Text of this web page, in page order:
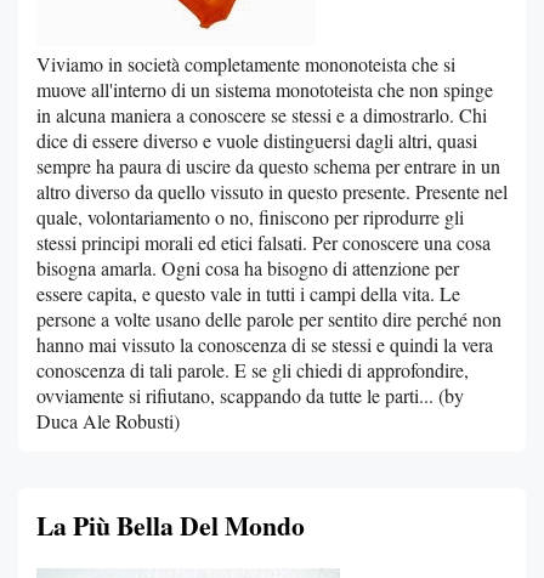
Viviamo in società completamente mononoteista che si
muove all'interno di un sistema monototeista che non spinge
in alcuna maniera a conoscere se stessi e a dimostrarlo. Chi
dice di essere diverso e vuole distinguersi dagli altri, quasi
sempre ha paura di uscire da questo schema per entrare in un
altro diverso da quello vissuto in questo presente. Presente nel
quale, volontariamento o no, finiscono per riprodurre gli
stessi principi morali ed etici falsati. Per conoscere una cosa
bisogna amarla. Ogni cosa ha bisogno di attenzione per
essere capita, e questo vale in tutti i campi della vita. Le
persone a volte usano delle parole per sentito dire perché non
hanno mai vissuto la conoscenza di se stessi e quindi la vera
conoscenza di tali parole. E se gli chiedi di approfondire,
ovviamente si rifiutano, scappando da tutte le parti... (by
Duca Ale Robusti)
La Più Bella Del Mondo